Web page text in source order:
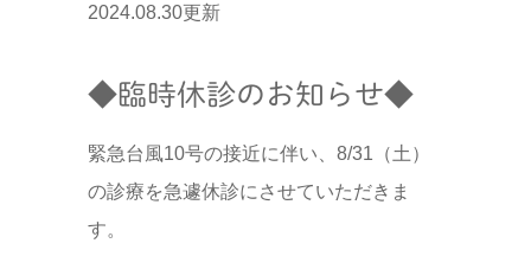
2024.08.30更新
◆臨時休診のお知らせ◆
緊急台風10号の接近に伴い、8/31（土）
の診療を急遽休診にさせていただきま
す。